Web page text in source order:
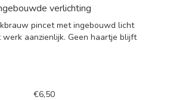
verlichting
pincet met ingebouwd licht
aanzienlijk. Geen haartje blijft
€6,50